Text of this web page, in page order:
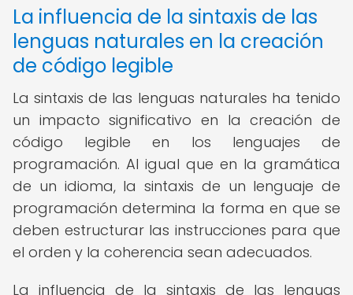
La influencia de la sintaxis de las
lenguas naturales en la creación
de código legible
La sintaxis de las lenguas naturales ha tenido
un impacto significativo en la creación de
código legible en los lenguajes de
programación. Al igual que en la gramática
de un idioma, la sintaxis de un lenguaje de
programación determina la forma en que se
deben estructurar las instrucciones para que
el orden y la coherencia sean adecuados.
La influencia de la sintaxis de las lenguas